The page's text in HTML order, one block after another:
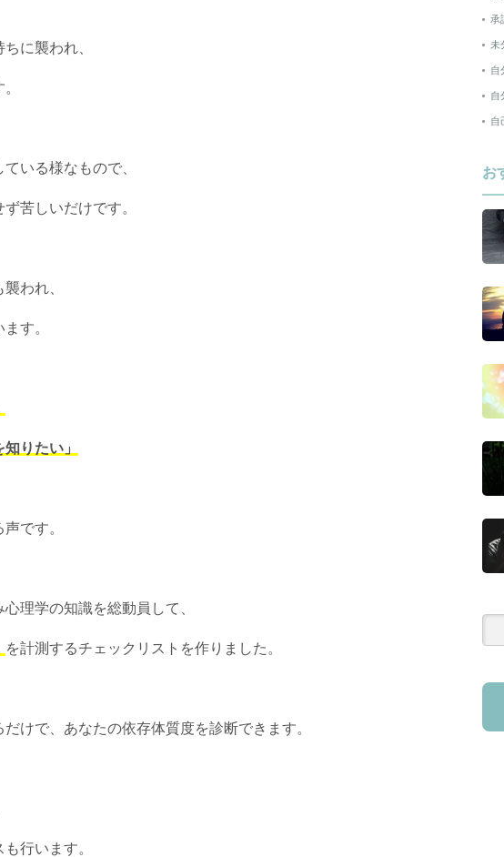
に襲われ、
いる様なもので、
苦しいだけです。
われ、
す。
りたい」
です。
理学の知識を総動員して、
を計測するチェックリストを作りました。
けで、あなたの依存体質度を診断できます。
行います。
承
未
自
自
自
お